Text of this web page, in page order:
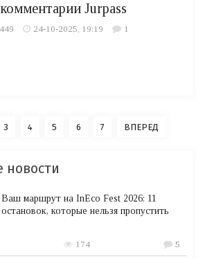
Jurpass
449 24-10-2025, 19:19 1
3 4 5 6 7 ВПЕРЕД
новости
Ваш маршрут на InEco Fest 2026: 11
остановок, которые нельзя пропустить
174 5